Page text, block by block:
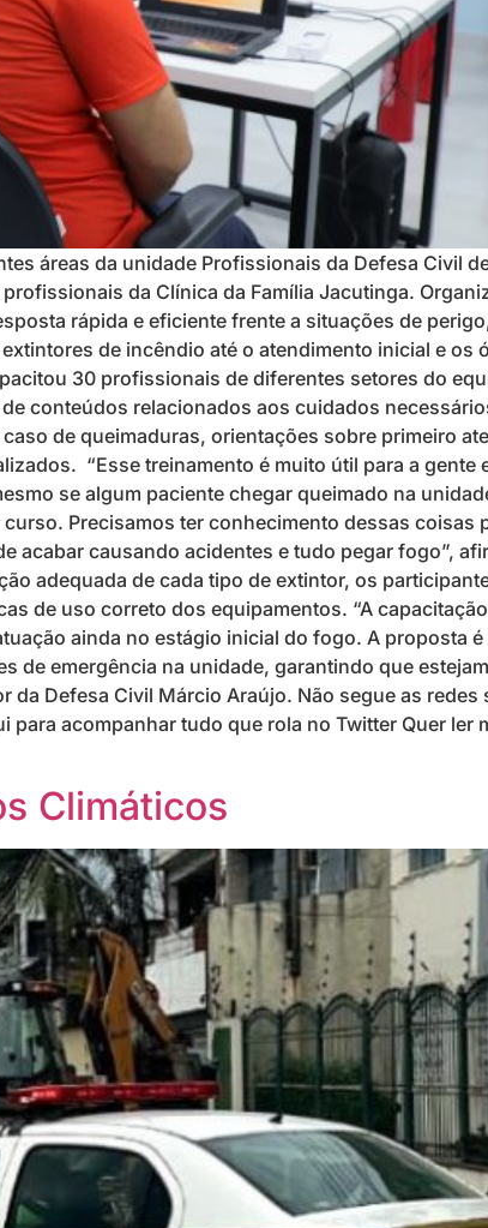
áreas da unidade Profissionais da Defesa Civil
da Clínica da Família Jacutinga.
rápida e eficiente frente a situações de
de incêndio até o atendimento inicial e os
30 profissionais de diferentes setores do
conteúdos relacionados aos cuidados
de queimaduras, orientações sobre primeiro
“Esse treinamento é muito útil para a gente
se algum paciente chegar queimado na
Precisamos ter conhecimento dessas coisas
acabar causando acidentes e tudo pegar fogo”,
adequada de cada tipo de extintor, os
de uso correto dos equipamentos. “A
ainda no estágio inicial do fogo. A proposta é
de emergência na unidade, garantindo que
Defesa Civil Márcio Araújo. Não segue as redes
acompanhar tudo que rola no Twitter Quer ler
Climáticos